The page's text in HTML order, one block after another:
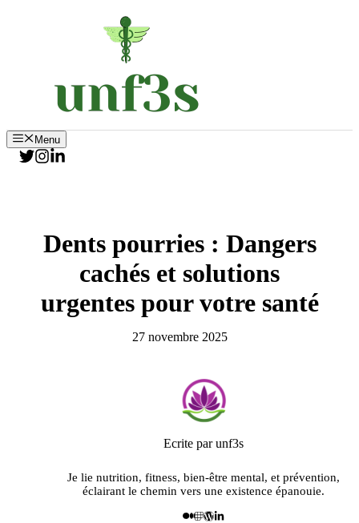
Menu
Dents pourries : Dangers
cachés et solutions
urgentes pour votre santé
27 novembre 2025
Ecrite par unf3s
Je lie nutrition, fitness, bien-être mental, et prévention,
éclairant le chemin vers une existence épanouie.